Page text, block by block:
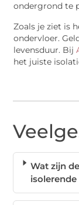
ondergrond te
Zoals je ziet is
ondervloer.
levensduur. Bij
het juiste
Wat zijn